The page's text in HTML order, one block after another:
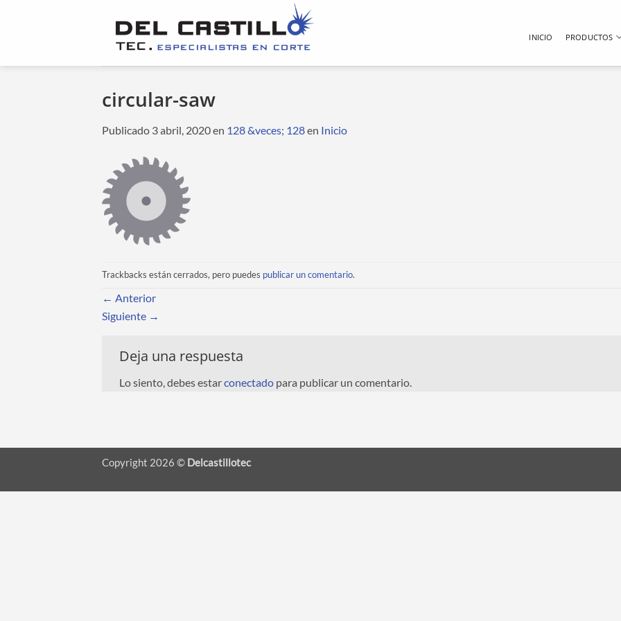
INICIO PRODUCTOS
circular-saw
Publicado 3 abril, 2020en 128 &veces; 128en Inicio
Trackbacks están cerrados, pero puedes publicar un comentario.
← Anterior
Siguiente →
Deja una respuesta
Lo siento, debes estarconectado para publicar un comentario.
Copyright 2026 © Delcastillotec